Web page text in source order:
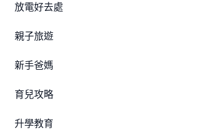
放電好去處
親子旅遊
新手爸媽
育兒攻略
升學教育